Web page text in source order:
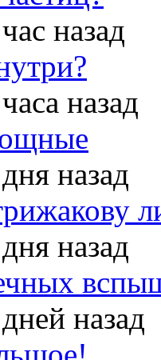
назад
назад
назад
назад
назад